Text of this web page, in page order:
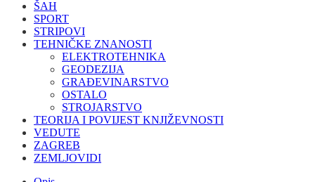
ŠAH
SPORT
STRIPOVI
TEHNIČKE ZNANOSTI
ELEKTROTEHNIKA
GEODEZIJA
GRAĐEVINARSTVO
OSTALO
STROJARSTVO
TEORIJA I POVIJEST KNJIŽEVNOSTI
VEDUTE
ZAGREB
ZEMLJOVIDI